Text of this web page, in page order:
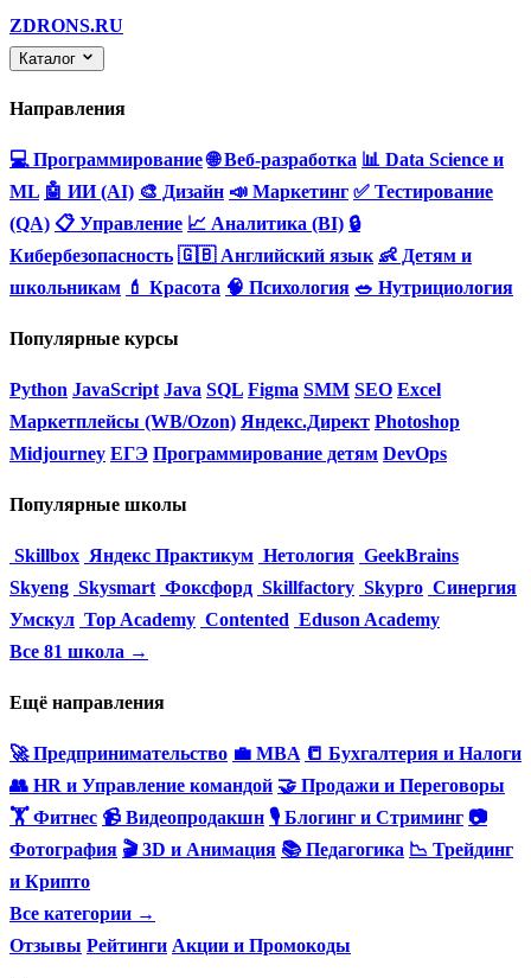
ZDRONS.RU
Каталог
Направления
💻 Программирование 🌐 Веб-разработка 📊 Data Science и
ML 🤖 ИИ (AI) 🎨 Дизайн 📣 Маркетинг ✅ Тестирование
(QA) 📋 Управление 📈 Аналитика (BI) 🔒
Кибербезопасность 🇬🇧 Английский язык 👶 Детям и
школьникам 💄 Красота 🧠 Психология 🥗 Нутрициология
Популярные курсы
Python JavaScript Java SQL Figma SMM SEO Excel
Маркетплейсы (WB/Ozon) Яндекс.Директ Photoshop
Midjourney ЕГЭ Программирование детям DevOps
Популярные школы
Skillbox Яндекс Практикум Нетология GeekBrains
Skyeng Skysmart Фоксфорд Skillfactory Skypro Синергия
Умскул Top Academy Contented Eduson Academy
Все 81 школа →
Ещё направления
🚀 Предпринимательство 💼 MBA 📒 Бухгалтерия и Налоги
👥 HR и Управление командой 🤝 Продажи и Переговоры
🏋️ Фитнес 📹 Видеопродакшн 🎙 Блогинг и Стриминг 📷
Фотография 🎬 3D и Анимация 📚 Педагогика 📉 Трейдинг
и Крипто
Все категории →
Отзывы Рейтинги Акции и Промокоды